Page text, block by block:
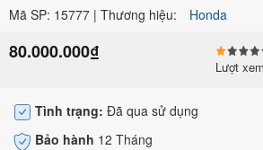
Mã SP: 15777 | Thương hiệu:
Honda
80.000.000₫
Lượt
Tình trạng: Đã qua sử dụng
Bảo hành 12 Tháng